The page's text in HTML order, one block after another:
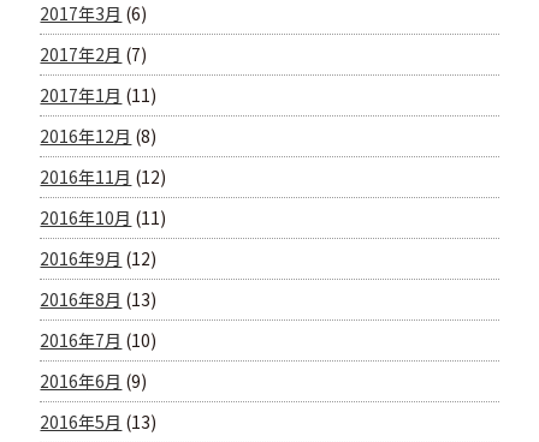
2017年3月 (6)
2017年2月 (7)
2017年1月 (11)
2016年12月 (8)
2016年11月 (12)
2016年10月 (11)
2016年9月 (12)
2016年8月 (13)
2016年7月 (10)
2016年6月 (9)
2016年5月 (13)